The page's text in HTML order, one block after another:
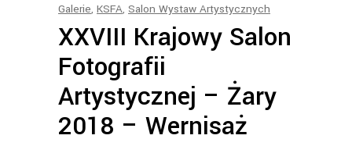
Galerie, KSFA, Salon Wystaw Artystycznych
XXVIII Krajowy Salon
Fotografii
Artystycznej – Żary
2018 – Wernisaż